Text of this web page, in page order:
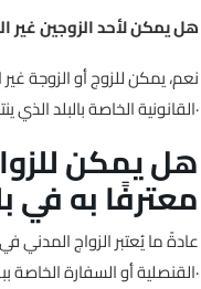
5· هل يمكن لأحد الزوجين
نعم، يمكن للزوج أو الزوجة
القانونية الخاصة بالبلد الذي ينتمي إليه الزوج·
معترفًا به في
عادةً ما يُعتبر الزواج
القنصلية أو السفارة الخاصة ببلدك للتأكد من الإجراءات المتبعة في بلدك·